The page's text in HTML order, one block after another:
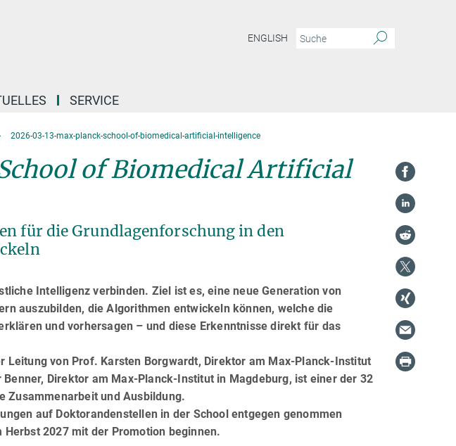
ENGLISH
SERVICE
2026-03-13-max-planck-school-of-biomedical-artificial-intelligence
of Biomedical Artificial
für die Grundlagenforschung in den
Intelligenz verbinden. Ziel ist es, eine neue Generation von
auszubilden, die Algorithmen entwickeln können, welche die
und vorhersagen – und diese Erkenntnisse direkt für das
Leitung von Prof. Karsten Borgwardt, Direktor am Max-Planck-Institut
Direktor am Max-Planck-Institut in Magdeburg, ist einer der 32
Zusammenarbeit und Ausbildung.
auf Doktorandenstellen in der School entgegen genommen
2027 mit der Promotion beginnen.